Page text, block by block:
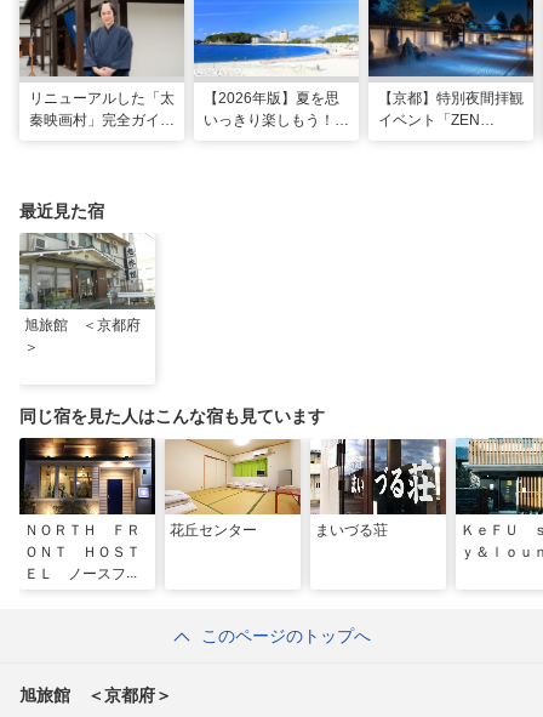
リニューアルした「太
秦映画村」完全ガイ
【2026年版】夏を思
いっきり楽しもう！関
【京都】特別夜間拝観
イベント「ZEN
最近見た宿
旭旅館 ＜京都府
＞
同じ宿を見た人はこんな宿も見ています
ＮＯＲＴＨ ＦＲ
ＯＮＴ ＨＯＳＴ
ＥＬ ノースフロ
花丘センター まいづる荘
ＫｅＦＵ
ｙ＆ｌｏｕ
このページのトップへ
旭旅館 ＜京都府＞